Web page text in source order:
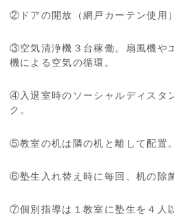
②ドアの開放（網戸カーテン使用
③空気清浄機３台稼働。扇風機や
機による空気の循環。
④入退室時のソーシャルディスタ
ク。
⑤教室の机は隣の机と離して配置。
⑥塾生入れ替え時に毎回、机の除
⑦個別指導は１教室に塾生を４人